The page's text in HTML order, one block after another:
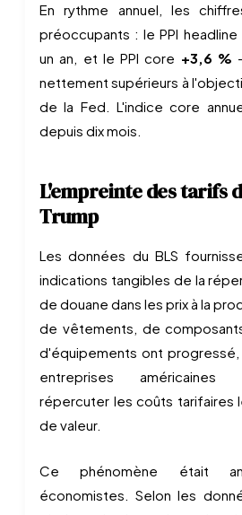
En rythme annuel, les
préoccupants : le PPI
un an, et le PPI core +3,6 %
nettement supérieurs à
de la Fed. L'indice core
depuis dix mois.
L'empreinte des tarifs
Trump
Les données du BLS
indications tangibles de la
de douane dans les prix à la
de vêtements, de
d'équipements ont
entreprises américaines
répercuter les coûts tarifaires
de valeur.
Ce phénomène était
économistes. Selon les